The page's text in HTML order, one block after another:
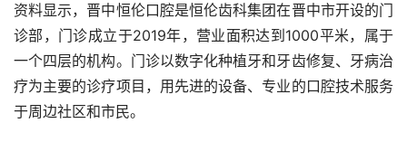
资料显示，晋中恒伦口腔是恒伦齿科集团在晋中市开设的门
诊部，门诊成立于2019年，营业面积达到1000平米，属于
一个四层的机构。门诊以数字化种植牙和牙齿修复、牙病治
疗为主要的诊疗项目，用先进的设备、专业的口腔技术服务
于周边社区和市民。